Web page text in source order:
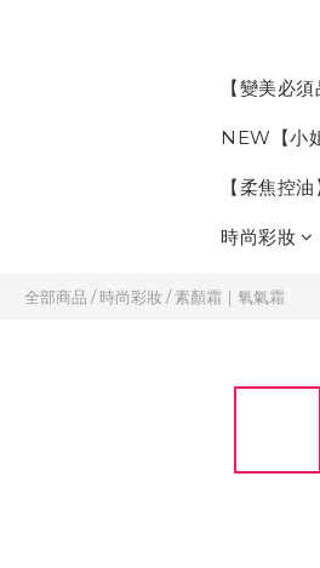
【變美必
NEW【小
【柔焦控
時尚彩妝
全部商品 /時尚彩妝/素顏霜｜氧氣霜